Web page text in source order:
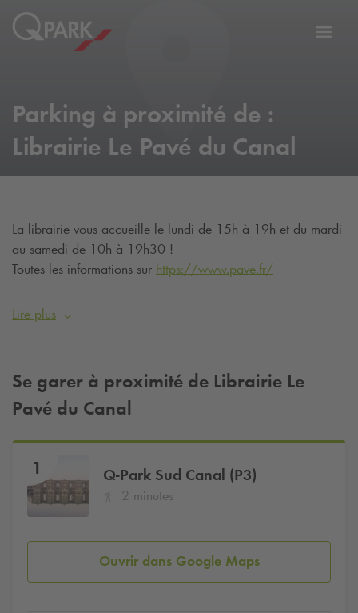
Parking à proximité de :
Librairie Le Pavé du Canal
La librairie vous accueille le lundi de 15h à 19h et du mardi
au samedi de 10h à 19h30 !
Toutes les informations sur https://www.pave.fr/
Lire plus
Se garer à proximité de Librairie Le
Pavé du Canal
1 Q-Park Sud Canal (P3)
2 minutes
Ouvrir dans Google Maps